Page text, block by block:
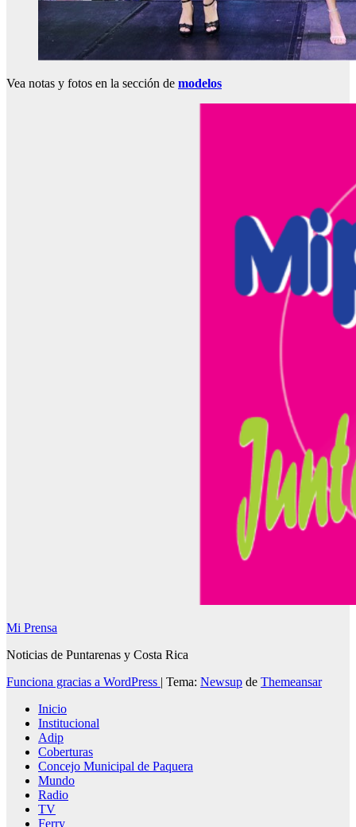
Vea notas y fotos en la sección de modelos
Mi Prensa
Noticias de Puntarenas y Costa Rica
Funciona gracias a WordPress | Tema: Newsup de Themeansar
Inicio
Institucional
Adip
Coberturas
Concejo Municipal de Paquera
Mundo
Radio
TV
Ferry